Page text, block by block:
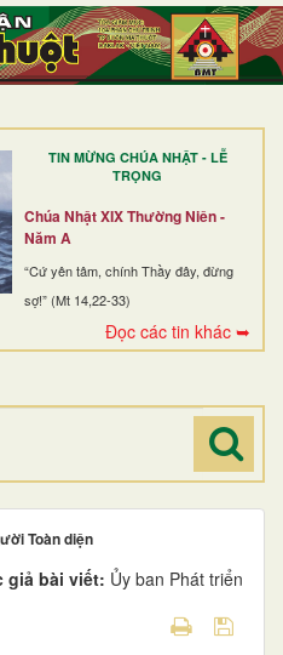
TIN MỪNG CHÚA NHẬT - LỄ
TRỌNG
Chúa Nhật XIX Thường Niên -
Năm A
“Cứ yên tâm, chính Thầy đây, đừng
sợ!” (Mt 14,22-33)
Đọc các tin khác ➥
Toàn diện
giả bài viết: Ủy ban Phát triển